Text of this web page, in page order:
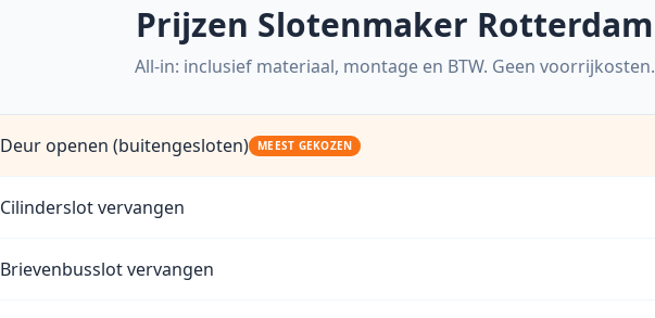
Prijzen Slotenmaker Rotterdam
All-in: inclusief materiaal, montage en BTW. Geen voorrijkosten.
Deur openen (buitengesloten) MEEST GEKOZEN
Cilinderslot vervangen
Brievenbusslot vervangen